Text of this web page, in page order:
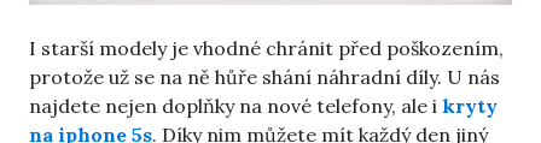
I starší modely je vhodné chránit před poškozením,
protože už se na ně hůře shání náhradní díly. U nás
najdete nejen doplňky na nové telefony, ale i kryty
na iphone 5s. Díky nim můžete mít každý den jiný